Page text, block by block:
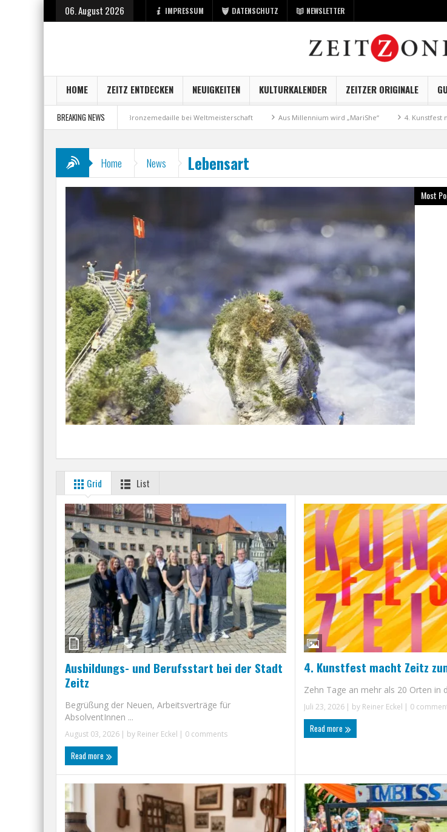
06. August 2026 IMPRESSUM DATENSCHUTZ NEWSLETTER
HOME ZEITZ ENTDECKEN NEUIGKEITEN KULTURKALENDER ZEITZER ORIGINALE
BREAKING NEWSBronzemedaille bei Weltmeisterschaft Aus Millennium wird „MariShe“ 4. Kunstfest macht Zeitz
Home News Lebensart
Most
Grid List
Ausbildungs- und Berufsstart bei der Stadt
Zeitz
Begrüßung der Neuen, Arbeitsverträge für
AbsolventInnen ...
August 03, 2026 | by Reiner Eckel | 0 comments
Read more
4. Kunstfest macht Zeitz
Zehn Tage an mehr als 20 Orten in
Juli 23, 2026 | by Reiner Eckel | 0
Read more